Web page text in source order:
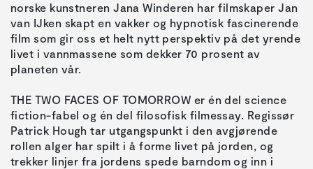
norske kunstneren Jana Winderen har filmskaper Jan
van IJken skapt en vakker og hypnotisk fascinerende
film som gir oss et helt nytt perspektiv på det yrende
livet i vannmassene som dekker 70 prosent av
planeten vår.
THE TWO FACES OF TOMORROW er én del science
fiction-fabel og én del filosofisk filmessay. Regissør
Patrick Hough tar utgangspunkt i den avgjørende
rollen alger har spilt i å forme livet på jorden, og
trekker linjer fra jordens spede barndom og inn i